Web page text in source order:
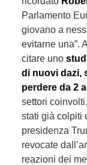
Parlamento
giovano a
evitarne una”.
citare uno
di nuovi dazi,
perdere da 2
settori
stati già colpiti
presidenza
revocate
reazioni dei